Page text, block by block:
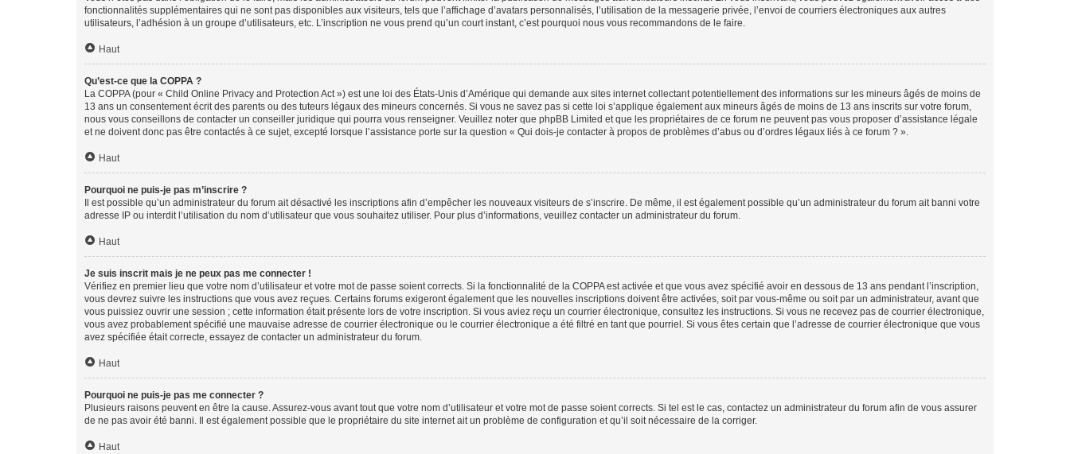
fonctionnalités supplémentaires qui ne sont pas disponibles aux visiteurs, tels que l’affichage d’avatars personnalisés, l’utilisation de la messagerie privée, l’envoi de courriers électroniques aux autres
utilisateurs, l’adhésion à un groupe d’utilisateurs, etc. L’inscription ne vous prend qu’un court instant, c’est pourquoi nous vous recommandons de le faire.
Haut
Qu’est-ce que la COPPA ?
La COPPA (pour « Child Online Privacy and Protection Act ») est une loi des États-Unis d’Amérique qui demande aux sites internet collectant potentiellement des informations sur les mineurs âgés de moins de
13 ans un consentement écrit des parents ou des tuteurs légaux des mineurs concernés. Si vous ne savez pas si cette loi s’applique également aux mineurs âgés de moins de 13 ans inscrits sur votre forum,
nous vous conseillons de contacter un conseiller juridique qui pourra vous renseigner. Veuillez noter que phpBB Limited et que les propriétaires de ce forum ne peuvent pas vous proposer d’assistance légale
et ne doivent donc pas être contactés à ce sujet, excepté lorsque l’assistance porte sur la question « Qui dois-je contacter à propos de problèmes d’abus ou d’ordres légaux liés à ce forum ? ».
Haut
Pourquoi ne puis-je pas m’inscrire ?
Il est possible qu’un administrateur du forum ait désactivé les inscriptions afin d’empêcher les nouveaux visiteurs de s’inscrire. De même, il est également possible qu’un administrateur du forum ait banni votre
adresse IP ou interdit l’utilisation du nom d’utilisateur que vous souhaitez utiliser. Pour plus d’informations, veuillez contacter un administrateur du forum.
Haut
Je suis inscrit mais je ne peux pas me connecter !
Vérifiez en premier lieu que votre nom d’utilisateur et votre mot de passe soient corrects. Si la fonctionnalité de la COPPA est activée et que vous avez spécifié avoir en dessous de 13 ans pendant l’inscription,
vous devrez suivre les instructions que vous avez reçues. Certains forums exigeront également que les nouvelles inscriptions doivent être activées, soit par vous-même ou soit par un administrateur, avant que
vous puissiez ouvrir une session ; cette information était présente lors de votre inscription. Si vous aviez reçu un courrier électronique, consultez les instructions. Si vous ne recevez pas de courrier électronique,
vous avez probablement spécifié une mauvaise adresse de courrier électronique ou le courrier électronique a été filtré en tant que pourriel. Si vous êtes certain que l’adresse de courrier électronique que vous
avez spécifiée était correcte, essayez de contacter un administrateur du forum.
Haut
Pourquoi ne puis-je pas me connecter ?
Plusieurs raisons peuvent en être la cause. Assurez-vous avant tout que votre nom d’utilisateur et votre mot de passe soient corrects. Si tel est le cas, contactez un administrateur du forum afin de vous assurer
de ne pas avoir été banni. Il est également possible que le propriétaire du site internet ait un problème de configuration et qu’il soit nécessaire de la corriger.
Haut